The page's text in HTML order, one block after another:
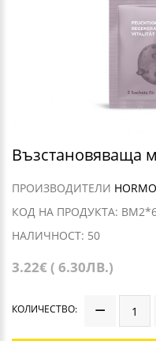
Възстановяваща
ПРОИЗВОДИТЕЛИ
КОД НА ПРОДУКТА:
НАЛИЧНОСТ: 50
3.22€ ( 6.30ЛВ.)
КОЛИЧЕСТВО: